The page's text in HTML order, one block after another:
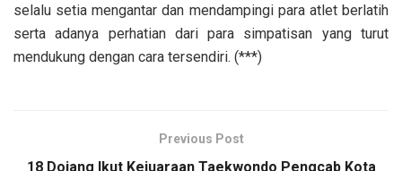
selalu setia mengantar dan mendampingi para atlet berlatih
serta adanya perhatian dari para simpatisan yang turut
mendukung dengan cara tersendiri. (***)
Previous Post
18 Dojang Ikut Kejuaraan Taekwondo Pengcab Kota